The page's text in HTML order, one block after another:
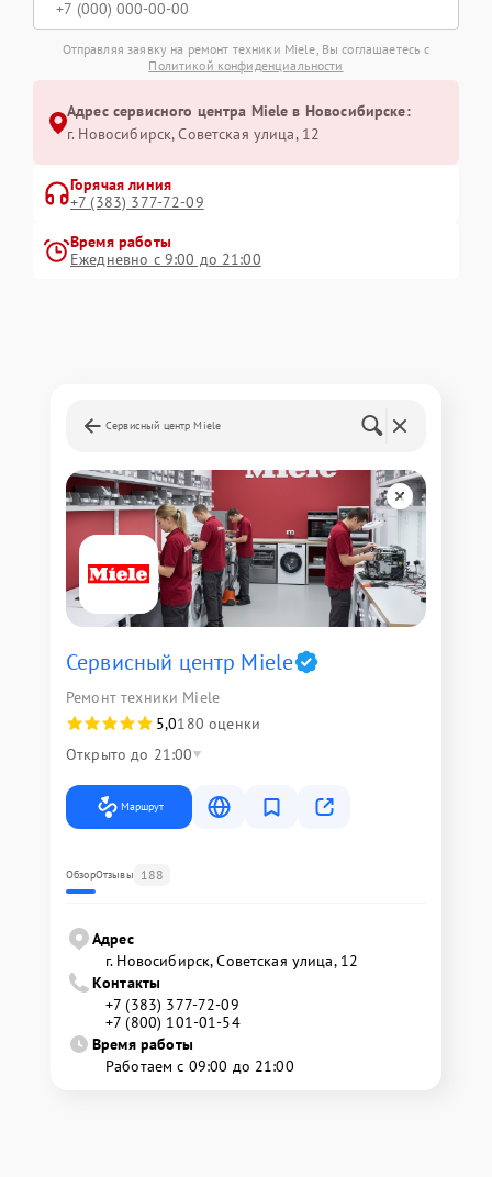
Отправляя заявку на ремонт техники Miele, Вы соглашаетесь с
Политикой конфиденциальности
Адрес сервисного центра Miele в Новосибирске:
г. Новосибирск, Советская улица, 12
Горячая линия
+7 (383) 377-72-09
Время работы
Ежедневно с 9:00 до 21:00
Сервисный центр Miele
Сервисный центр Miele
Ремонт техники Miele
5,0180 оценки
Открыто до 21:00
Маршрут
ОбзорОтзывы 188
Адрес
г. Новосибирск, Советская улица, 12
Контакты
+7 (383) 377-72-09
+7 (800) 101-01-54
Время работы
Работаем с 09:00 до 21:00